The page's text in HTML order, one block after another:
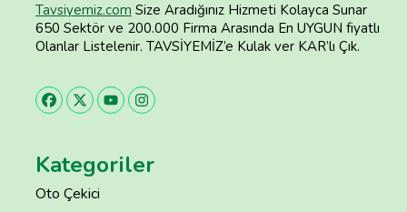
Tavsiyemiz.com Size Aradığınız Hizmeti Kolayca Sunar
650 Sektör ve 200.000 Firma Arasında En UYGUN fiyatlı
Olanlar Listelenir. TAVSİYEMİZ’e Kulak ver KAR’lı Çık.
Kategoriler
Oto Çekici